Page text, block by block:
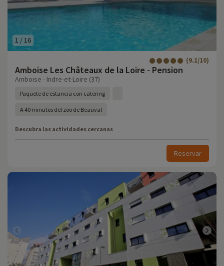
1 /16
Amboise Les Châteaux de la Loire - Pension
(9.1/10)
Amboise - Indre-et-Loire (37)
Paquete de estancia con catering
A 40 minutos del zoo de Beauval
Descubra las actividades cercanas
Reservar